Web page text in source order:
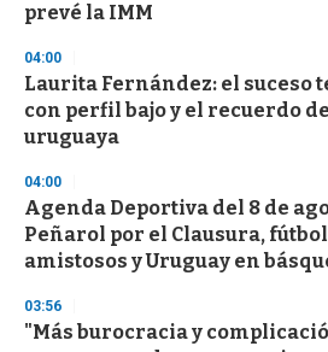
prevé la IMM
04:00
Laurita Fernández: el suceso
con perfil bajo y el recuerdo
uruguaya
04:00
Agenda Deportiva del 8 de
Peñarol por el Clausura,
amistosos y Uruguay en
03:56
"Más burocracia y